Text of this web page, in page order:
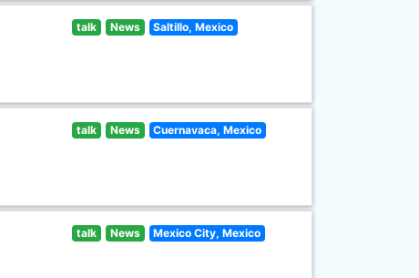
talk News Saltillo, Mexico
talk News Cuernavaca, Mexico
talk News Mexico City, Mexico